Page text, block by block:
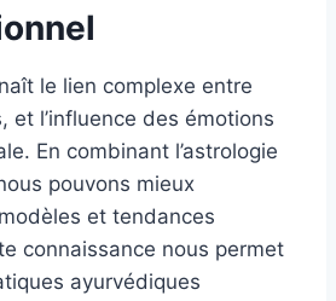
le lien complexe entre
et l’influence des émotions
En combinant l’astrologie
pouvons mieux
et tendances
connaissance nous permet
ayurvédiques